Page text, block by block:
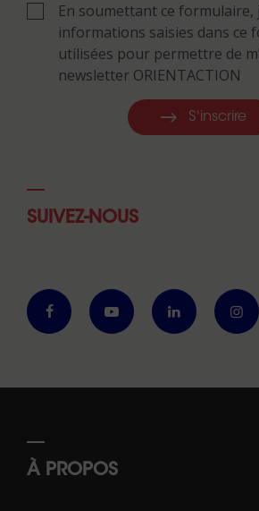
En soumettant ce formulaire,
informations saisies dans ce
utilisées pour permettre de
newsletter ORIENTACTION
S'inscrire
SUIVEZ-NOUS
À PROPOS